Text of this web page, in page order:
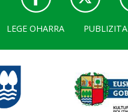
LEGE OHARRA